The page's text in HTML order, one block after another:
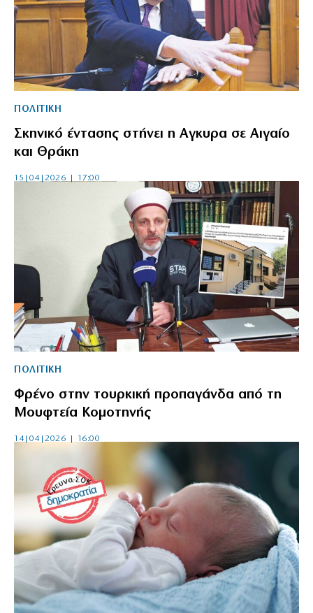
ΠΟΛΙΤΙΚΗ
Σκηνικό έντασης στήνει η Αγκυρα σε Αιγαίο
και Θράκη
15|04|2026 | 17:00
ΠΟΛΙΤΙΚΗ
Φρένο στην τουρκική προπαγάνδα από τη
Μουφτεία Κομοτηνής
14|04|2026 | 16:00